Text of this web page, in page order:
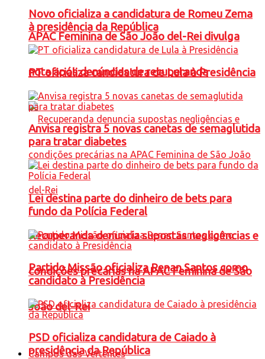
APAC Feminina de São João del-Rei divulga
nota após denúncias de recuperanda
Recuperanda denuncia supostas negligências e
condições precárias na APAC Feminina de São
João del-Rei
Campos das Vertentes
Novo oficializa a candidatura de Romeu Zema
à presidência da República
PT oficializa candidatura de Lula à Presidência
Anvisa registra 5 novas canetas de semaglutida
para tratar diabetes
Lei destina parte do dinheiro de bets para
fundo da Polícia Federal
Partido Missão oficializa Renan Santos como
candidato à Presidência
PSD oficializa candidatura de Caiado à
presidência da República